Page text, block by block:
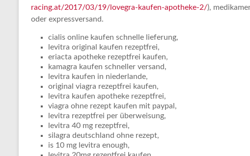
racing.at/2017/03/19/lovegra-kaufen-apotheke-2/),
oder expressversand.
cialis online kaufen schnelle lieferung,
levitra original kaufen rezeptfrei,
eriacta apotheke rezeptfrei kaufen,
kamagra kaufen schneller versand,
levitra kaufen in niederlande,
original viagra rezeptfrei kaufen,
levitra kaufen apotheke rezeptfrei,
viagra ohne rezept kaufen mit paypal,
levitra rezeptfrei per überweisung,
levitra 40 mg rezeptfrei,
silagra deutschland ohne rezept,
is 10 mg levitra enough,